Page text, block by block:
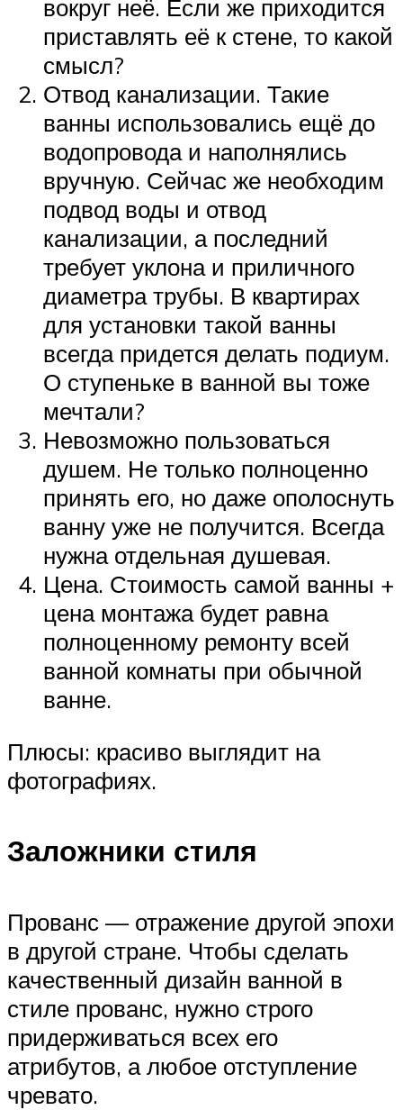
вокруг неё. Если же приходится
приставлять её к стене, то какой
смысл?
Отвод канализации. Такие
ванны использовались ещё до
водопровода и наполнялись
вручную. Сейчас же необходим
подвод воды и отвод
канализации, а последний
требует уклона и приличного
диаметра трубы. В квартирах
для установки такой ванны
всегда придется делать подиум.
О ступеньке в ванной вы тоже
мечтали?
Невозможно пользоваться
душем. Не только полноценно
принять его, но даже ополоснуть
ванну уже не получится. Всегда
нужна отдельная душевая.
Цена. Стоимость самой ванны +
цена монтажа будет равна
полноценному ремонту всей
ванной комнаты при обычной
ванне.
Плюсы: красиво выглядит на
фотографиях.
Заложники стиля
Прованс — отражение другой эпохи
в другой стране. Чтобы сделать
качественный дизайн ванной в
стиле прованс, нужно строго
придерживаться всех его
атрибутов, а любое отступление
чревато.